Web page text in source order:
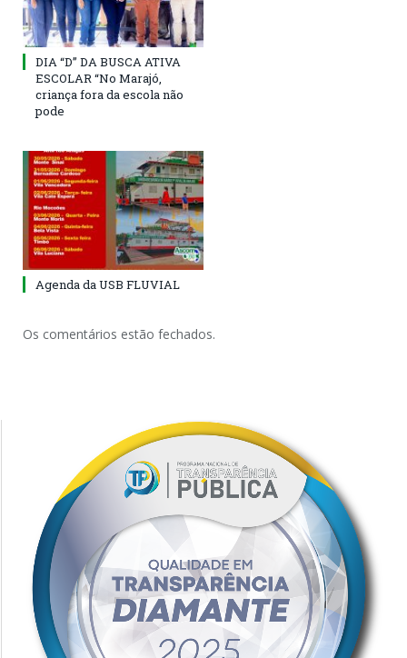
DIA “D” DA BUSCA ATIVA
ESCOLAR “No Marajó,
criança fora da escola não
pode
Agenda da USB FLUVIAL
Os comentários estão fechados.